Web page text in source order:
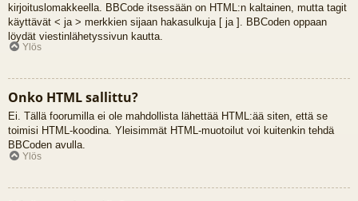
kirjoituslomakkeella. BBCode itsessään on HTML:n kaltainen, mutta tagit
käyttävät < ja > merkkien sijaan hakasulkuja [ ja ]. BBCoden oppaan
löydät viestinlähetyssivun kautta.
Ylös
Onko HTML sallittu?
Ei. Tällä foorumilla ei ole mahdollista lähettää HTML:ää siten, että se
toimisi HTML-koodina. Yleisimmät HTML-muotoilut voi kuitenkin tehdä
BBCoden avulla.
Ylös